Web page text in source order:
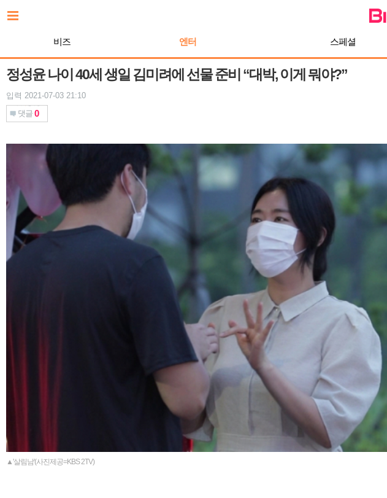
문
기
비즈 엔터 스페셜
정성윤 나이 40세 생일 김미려에 선물 준비 “대박, 이게 뭐야?”
입력 2021-07-03 21:10
댓글 0
▲'살림남'(사진제공=KBS 2TV)